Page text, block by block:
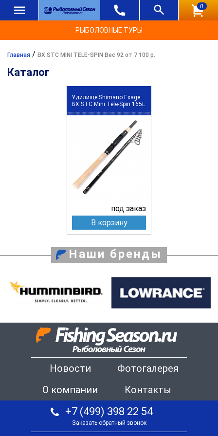
0
РЫБОЛОВНЫЕ ТУРЫ
Главная / BX STC MINI TELE-SPIN Вес 92 от 7 100 р.
Каталог
Удилище Shimano Exage
BX STC Mini Tele-Spin 165L
под заказ
В корзину
Наши бренды
Новости
Фотогалерея
О компании
Контакты
+7 (499) 398 22 54
Заказать обратный звонок